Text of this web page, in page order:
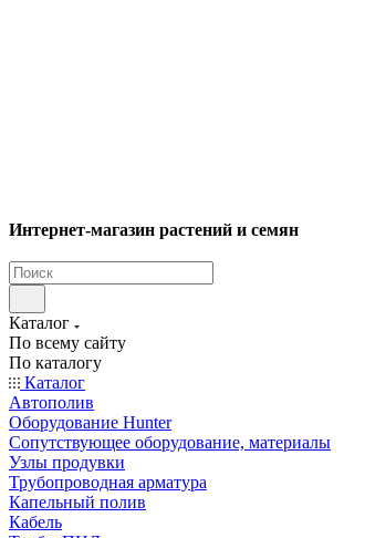
Интернет-магазин растений и семян
Каталог
По всему сайту
По каталогу
Каталог
Автополив
Оборудование Hunter
Сопутствующее оборудование, материалы
Узлы продувки
Трубопроводная арматура
Капельный полив
Кабель